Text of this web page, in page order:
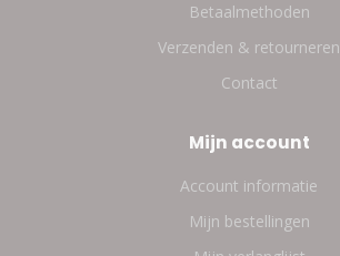
Betaalmethoden
Verzenden & retourneren
Contact
Mijn account
Account informatie
Mijn bestellingen